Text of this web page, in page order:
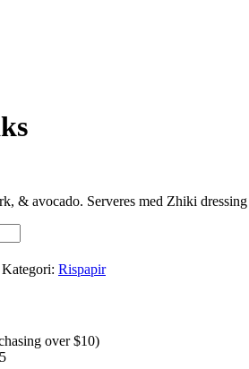
& avocado. Serveres med Zhiki dressing
Kategori: Rispapir
over $10)